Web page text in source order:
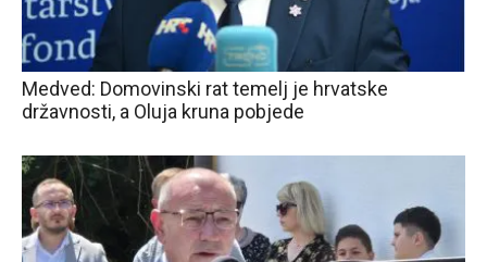
Medved: Domovinski rat temelj je hrvatske
državnosti, a Oluja kruna pobjede